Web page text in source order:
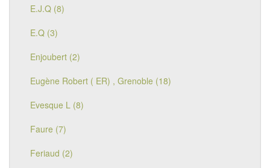
E.J.Q (8)
E.Q (3)
Enjoubert (2)
Eugène Robert ( ER) , Grenoble (18)
Evesque L (8)
Faure (7)
Feriaud (2)